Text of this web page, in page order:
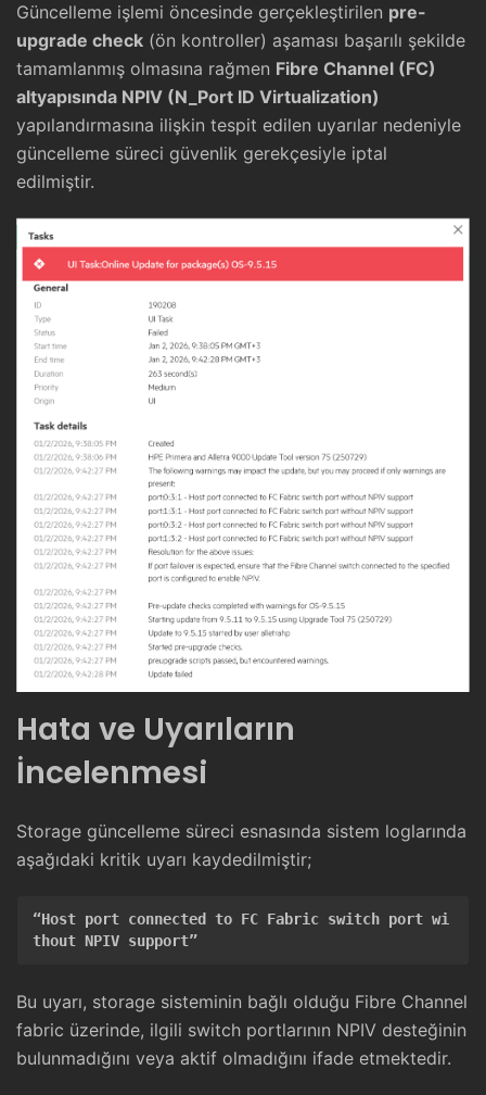
Güncelleme işlemi öncesinde gerçekleştirilen pre-
upgrade check (ön kontroller) aşaması başarılı şekilde
tamamlanmış olmasına rağmen Fibre Channel (FC)
altyapısında NPIV (N_Port ID Virtualization)
yapılandırmasına ilişkin tespit edilen uyarılar nedeniyle
güncelleme süreci güvenlik gerekçesiyle iptal
edilmiştir.
Hata ve Uyarıların
İncelenmesi
Storage güncelleme süreci esnasında sistem loglarında
aşağıdaki kritik uyarı kaydedilmiştir;
“Host port connected to FC Fabric switch port wi
thout NPIV support”
Bu uyarı, storage sisteminin bağlı olduğu Fibre Channel
fabric üzerinde, ilgili switch portlarının NPIV desteğinin
bulunmadığını veya aktif olmadığını ifade etmektedir.